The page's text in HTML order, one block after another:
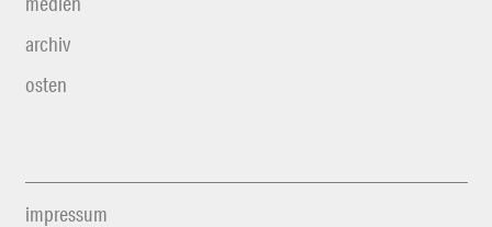
archiv
osten
impressum